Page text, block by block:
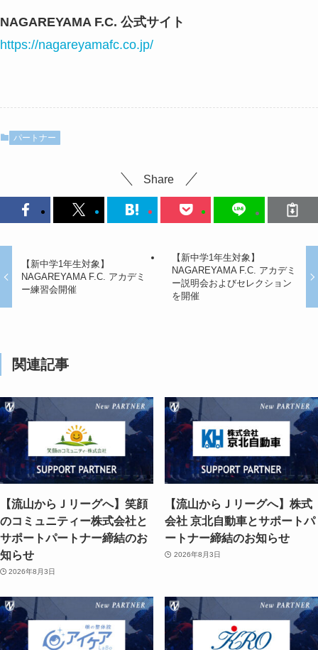
NAGAREYAMA F.C. 公式サイト
https://nagareyamafc.co.jp/
パートナー
Share
【新中学1年生対象】
NAGAREYAMA F.C. アカデミ
ー練習会開催
【新中学1年生対象】
NAGAREYAMA F.C. アカデミ
ー説明会およびセレクション
を開催
関連記事
【流山からＪリーグへ】笑顔
のコミュニティー株式会社と
サポートパートナー締結のお
知らせ
2026年8月3日
【流山からＪリーグへ】株式
会社 京北自動車とサポートパ
ートナー締結のお知らせ
2026年8月3日